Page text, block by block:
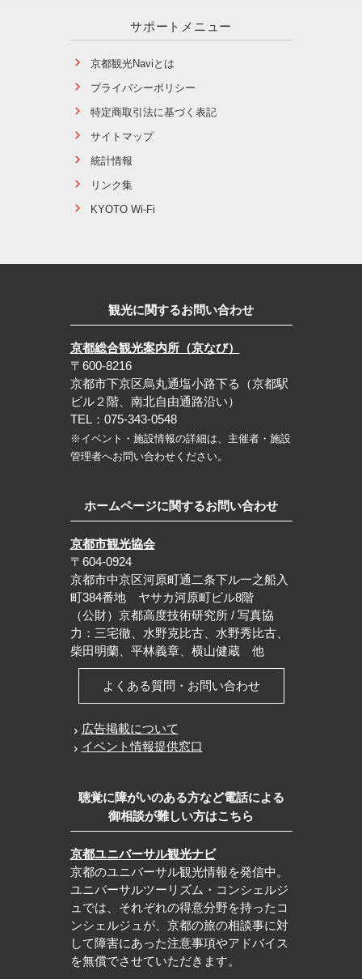
サポートメニュー
京都観光Naviとは
プライバシーポリシー
特定商取引法に基づく表記
サイトマップ
統計情報
リンク集
KYOTO Wi-Fi
観光に関するお問い合わせ
京都総合観光案内所（京なび）
〒600-8216
京都市下京区烏丸通塩小路下る（京都駅
ビル２階、南北自由通路沿い）
TEL：075-343-0548
※イベント・施設情報の詳細は、主催者・施設
管理者へお問い合わせください。
ホームページに関するお問い合わせ
京都市観光協会
〒604-0924
京都市中京区河原町通二条下ル一之船入
町384番地 ヤサカ河原町ビル8階
（公財）京都高度技術研究所 / 写真協
力：三宅徹、水野克比古、水野秀比古、
柴田明蘭、平林義章、横山健蔵 他
よくある質問・お問い合わせ
広告掲載について
イベント情報提供窓口
聴覚に障がいのある方など電話による
御相談が難しい方はこちら
京都ユニバーサル観光ナビ
京都のユニバーサル観光情報を発信中。
ユニバーサルツーリズム・コンシェルジ
ュでは、それぞれの得意分野を持ったコ
ンシェルジュが、京都の旅の相談事に対
して障害にあった注意事項やアドバイス
を無償でさせていただきます。